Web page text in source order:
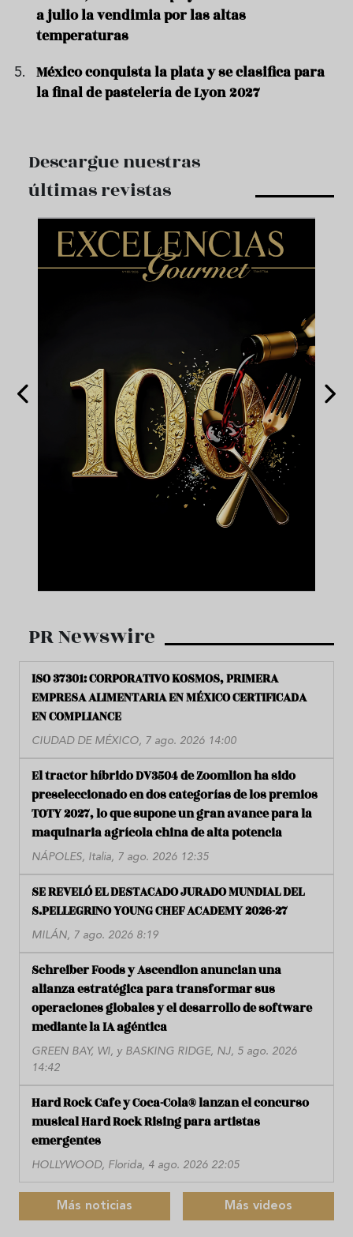
a julio la vendimia por las altas
temperaturas
México conquista la plata y se clasifica para
la final de pastelería de Lyon 2027
Descargue nuestras
últimas revistas
PR Newswire
ISO 37301: CORPORATIVO KOSMOS, PRIMERA
EMPRESA ALIMENTARIA EN MÉXICO CERTIFICADA
EN COMPLIANCE
CIUDAD DE MÉXICO, 7 ago. 2026 14:00
El tractor híbrido DV3504 de Zoomlion ha sido
preseleccionado en dos categorías de los premios
TOTY 2027, lo que supone un gran avance para la
maquinaria agrícola china de alta potencia
NÁPOLES, Italia, 7 ago. 2026 12:35
SE REVELÓ EL DESTACADO JURADO MUNDIAL DEL
S.PELLEGRINO YOUNG CHEF ACADEMY 2026-27
MILÁN, 7 ago. 2026 8:19
Schreiber Foods y Ascendion anuncian una
alianza estratégica para transformar sus
operaciones globales y el desarrollo de software
mediante la IA agéntica
GREEN BAY, WI, y BASKING RIDGE, NJ, 5 ago. 2026
14:42
Hard Rock Cafe y Coca-Cola® lanzan el concurso
musical Hard Rock Rising para artistas
emergentes
HOLLYWOOD, Florida, 4 ago. 2026 22:05
Más noticias Más videos